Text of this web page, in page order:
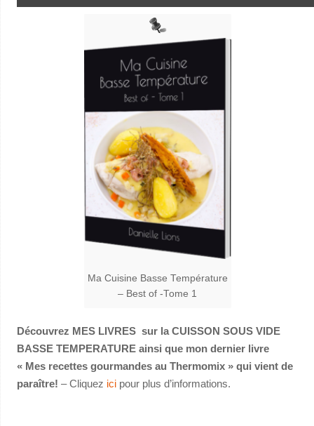
Ma Cuisine Basse Température
– Best of -Tome 1
Découvrez MES LIVRES sur la CUISSON SOUS VIDE
BASSE TEMPERATURE ainsi que mon dernier livre
« Mes recettes gourmandes au Thermomix » qui vient de
paraître! – Cliquez icipour plus d’informations.